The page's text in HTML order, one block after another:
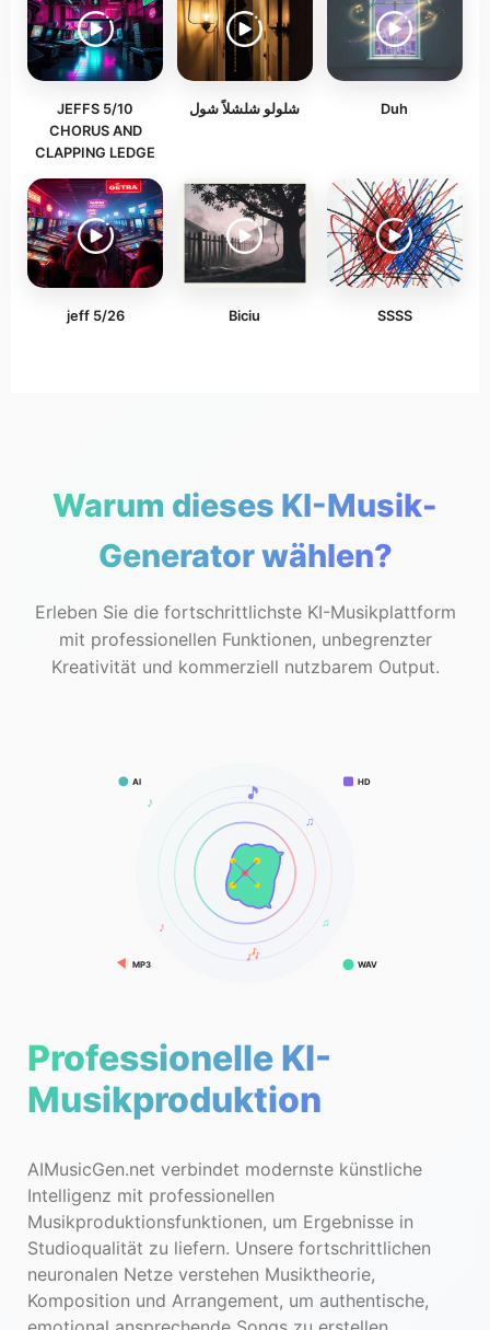
JEFFS 5/10
CHORUS AND
CLAPPING LEDGE
شلولو شلشلاً شول Duh
jeff 5/26 Biciu SSSS
Warum dieses KI-Musik-
Generator wählen?
Erleben Sie die fortschrittlichste KI-Musikplattform
mit professionellen Funktionen, unbegrenzter
Kreativität und kommerziell nutzbarem Output.
♪
♫
♪ ♫
🎵
🎶
AI HD
MP3 WAV
Professionelle KI-
Musikproduktion
AIMusicGen.net verbindet modernste künstliche
Intelligenz mit professionellen
Musikproduktionsfunktionen, um Ergebnisse in
Studioqualität zu liefern. Unsere fortschrittlichen
neuronalen Netze verstehen Musiktheorie,
Komposition und Arrangement, um authentische,